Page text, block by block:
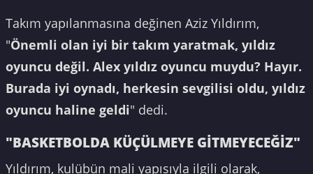
Takım yapılanmasına değinen Aziz Yıldırım,
"Önemli olan iyi bir takım yaratmak, yıldız
oyuncu değil. Alex yıldız oyuncu muydu? Hayır.
Burada iyi oynadı, herkesin sevgilisi oldu, yıldız
oyuncu haline geldi" dedi.
"BASKETBOLDA KÜÇÜLMEYE GİTMEYECEĞİZ"
Yıldırım, kulübün mali yapısıyla ilgili olarak,